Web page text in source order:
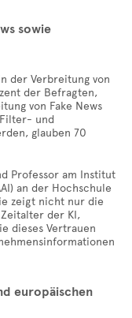
sowie
der Verbreitung von
der Befragten,
von Fake News
und
glauben 70
Professor am Institut
an der Hochschule
zeigt nicht nur die
der KI,
dieses Vertrauen
europäischen